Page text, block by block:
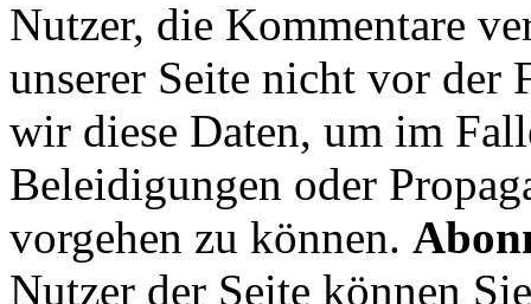
Nutzer, die Kommentare
unserer Seite nicht vor der
wir diese Daten, um im
Beleidigungen oder
vorgehen zu können.
Nutzer der Seite können